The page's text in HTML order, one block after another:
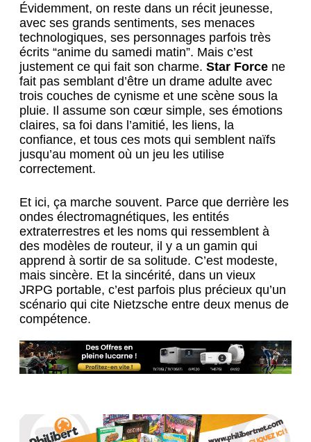
Évidemment, on reste dans un récit jeunesse,
avec ses grands sentiments, ses menaces
technologiques, ses personnages parfois très
écrits “anime du samedi matin”. Mais c’est
justement ce qui fait son charme. Star Forcene
fait pas semblant d’être un drame adulte avec
trois couches de cynisme et une scène sous la
pluie. Il assume son cœur simple, ses émotions
claires, sa foi dans l’amitié, les liens, la
confiance, et tous ces mots qui semblent naïfs
jusqu’au moment où un jeu les utilise
correctement.
Et ici, ça marche souvent. Parce que derrière les
ondes électromagnétiques, les entités
extraterrestres et les noms qui ressemblent à
des modèles de routeur, il y a un gamin qui
apprend à sortir de sa solitude. C’est modeste,
mais sincère. Et la sincérité, dans un vieux
JRPG portable, c’est parfois plus précieux qu’un
scénario qui cite Nietzsche entre deux menus de
compétence.